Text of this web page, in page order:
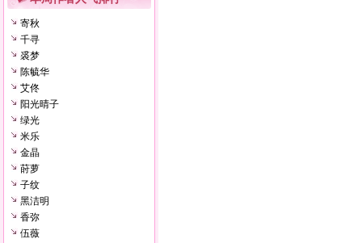
寄秋
千寻
裘梦
陈毓华
艾佟
阳光晴子
绿光
米乐
金晶
莳萝
子纹
黑洁明
香弥
伍薇